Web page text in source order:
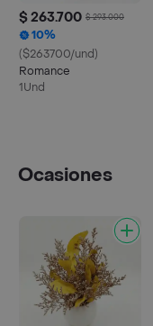
$ 263.700 $ 293.000
10%
($263700/und)
Romance
1Und
Ocasiones